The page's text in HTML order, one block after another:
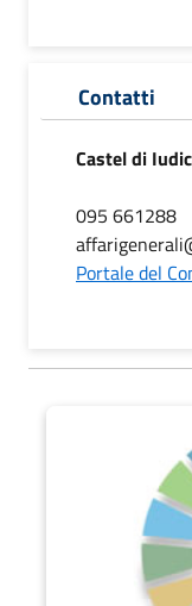
Contatti
Castel di
095 661288
Portale del